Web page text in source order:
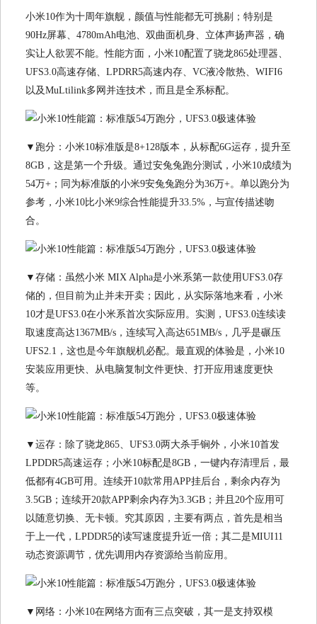
小米10作为十周年旗舰，颜值与性能都无可挑剔；特别是
90Hz屏幕、4780mAh电池、双曲面机身、立体声扬声器，确
实让人欲罢不能。性能方面，小米10配置了骁龙865处理器、
UFS3.0高速存储、LPDRR5高速内存、VC液冷散热、WIFI6
以及MuLtilink多网并连技术，而且是全系标配。
▼跑分：小米10标准版是8+128版本，从标配6G运存，提升至
8GB，这是第一个升级。通过安兔兔跑分测试，小米10成绩为
54万+；同为标准版的小米9安兔兔跑分为36万+。单以跑分为
参考，小米10比小米9综合性能提升33.5%，与宣传描述吻
合。
▼存储：虽然小米 MIX Alpha是小米系第一款使用UFS3.0存
储的，但目前为止并未开卖；因此，从实际落地来看，小米
10才是UFS3.0在小米系首次实际应用。实测，UFS3.0连续读
取速度高达1367MB/s，连续写入高达651MB/s，几乎是碾压
UFS2.1，这也是今年旗舰机必配。最直观的体验是，小米10
安装应用更快、从电脑复制文件更快、打开应用速度更快
等。
▼运存：除了骁龙865、UFS3.0两大杀手锏外，小米10首发
LPDDR5高速运存；小米10标配是8GB，一键内存清理后，最
低都有4GB可用。连续开10款常用APP挂后台，剩余内存为
3.5GB；连续开20款APP剩余内存为3.3GB；并且20个应用可
以随意切换、无卡顿。究其原因，主要有两点，首先是相当
于上一代，LPDDR5的读写速度提升近一倍；其二是MIUI11
动态资源调节，优先调用内存资源给当前应用。
▼网络：小米10在网络方面有三点突破，其一是支持双模